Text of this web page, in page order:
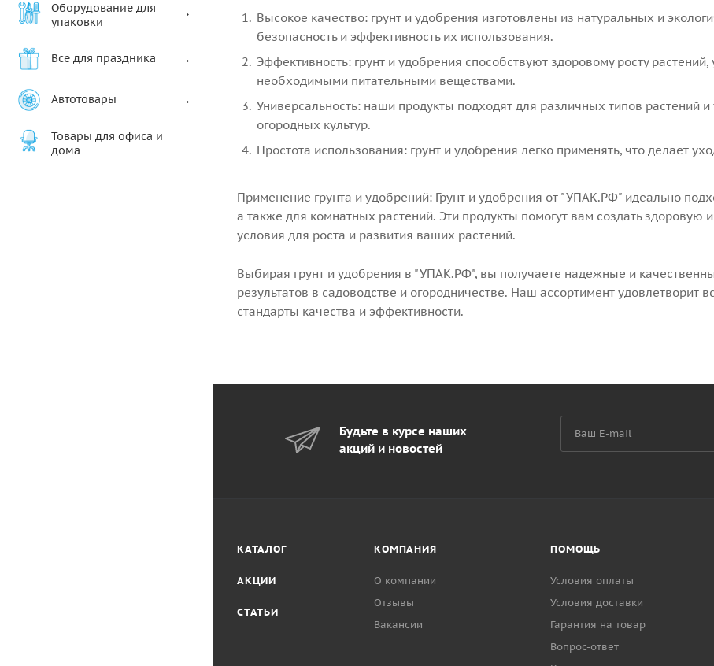
Оборудование для
упаковки
Все для праздника
Автотовары
Товары для офиса и
дома
Высокое качество: грунт и удобрения изготовлены из натуральных и
безопасность и эффективность их использования.
Эффективность: грунт и удобрения способствуют здоровому росту
необходимыми питательными веществами.
Универсальность: наши продукты подходят для различных типов растений
огородных культур.
Простота использования: грунт и удобрения легко применять, что делает
Применение грунта и удобрений: Грунт и удобрения от "УПАК.РФ" идеально
а также для комнатных растений. Эти продукты помогут вам создать
условия для роста и развития ваших растений.
Выбирая грунт и удобрения в "УПАК.РФ", вы получаете надежные и
результатов в садоводстве и огородничестве. Наш ассортимент удовлетворит
стандарты качества и эффективности.
Будьте в курсе наших
акций и новостей
КАТАЛОГ
АКЦИИ
СТАТЬИ
КОМПАНИЯ
О компании
Отзывы
Вакансии
ПОМОЩЬ
Условия оплаты
Условия доставки
Гарантия на товар
Вопрос-ответ